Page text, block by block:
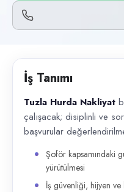
WhatsApp, Telefon
Tuzla Hurda Nakliyat
İş Tanımı
Tuzla Hurda Nakliyat
çalışacak; disiplinli ve
başvurular
Şoför kapsamındaki
yürütülmesi
İş güvenliği, hijyen ve